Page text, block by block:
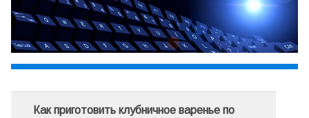
Как приготовить клубничное варенье по